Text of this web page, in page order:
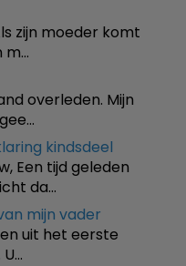
zijn moeder komt
m…
overleden. Mijn
kindsdeel
Een tijd geleden
da…
mijn vader
uit het eerste